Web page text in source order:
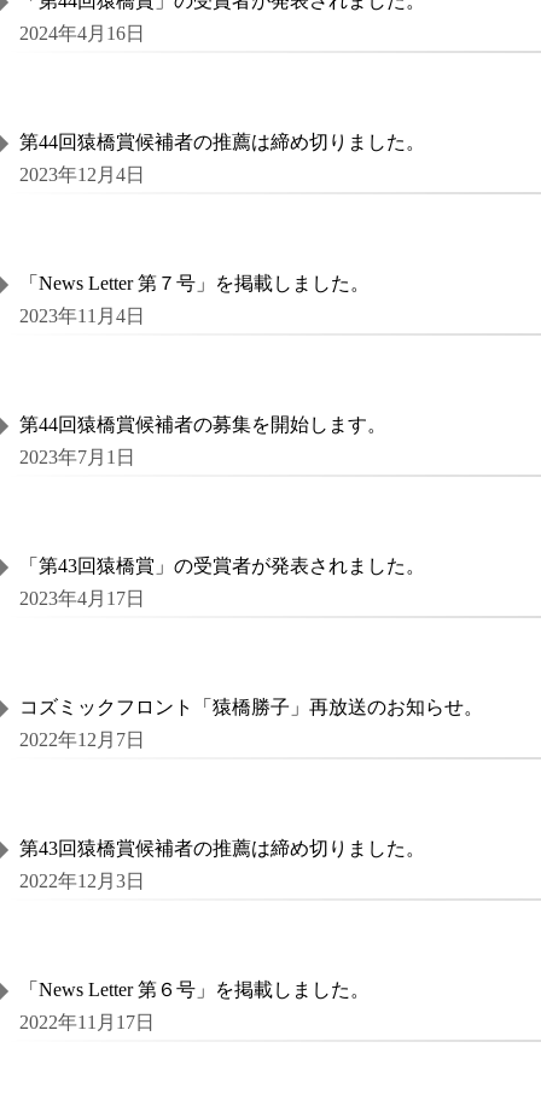
2024年4月16日
第44回猿橋賞候補者の推薦は締め切りました。
2023年12月4日
「News Letter 第７号」を掲載しました。
2023年11月4日
第44回猿橋賞候補者の募集を開始します。
2023年7月1日
「第43回猿橋賞」の受賞者が発表されました。
2023年4月17日
コズミックフロント「猿橋勝子」再放送のお知らせ。
2022年12月7日
第43回猿橋賞候補者の推薦は締め切りました。
2022年12月3日
「News Letter 第６号」を掲載しました。
2022年11月17日